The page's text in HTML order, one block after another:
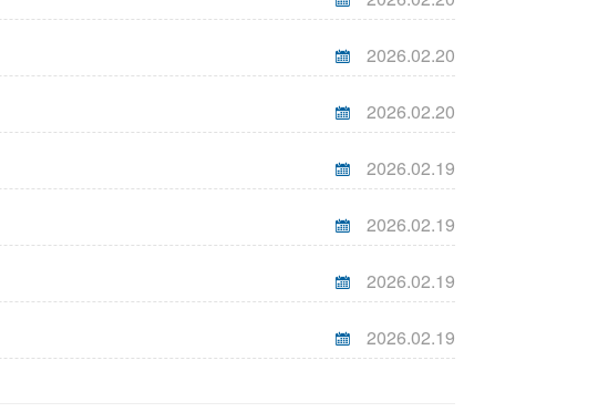
2026.02.20
2026.02.20
2026.02.19
2026.02.19
2026.02.19
2026.02.19